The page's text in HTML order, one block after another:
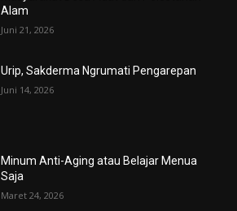
Alam
Juni 21, 2026
Urip, Sakderma Ngrumati Pengarepan
Juni 14, 2026
Minum Anti-Aging atau Belajar Menua
Saja
Maret 24, 2026